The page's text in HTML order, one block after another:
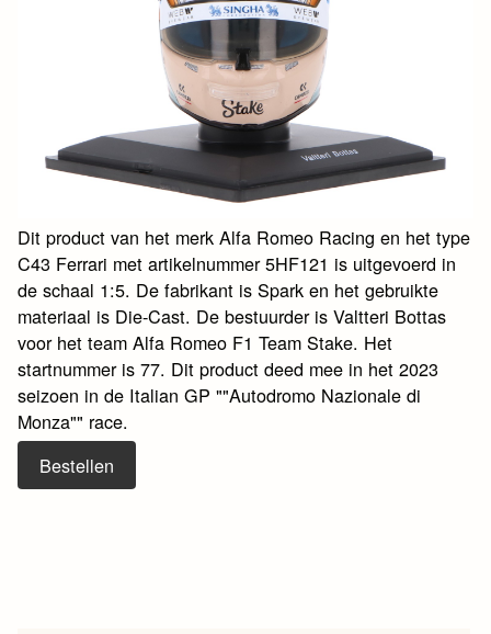
Dit product van het merk Alfa Romeo Racing en het type
C43 Ferrari met artikelnummer 5HF121 is uitgevoerd in
de schaal 1:5. De fabrikant is Spark en het gebruikte
materiaal is Die-Cast. De bestuurder is Valtteri Bottas
voor het team Alfa Romeo F1 Team Stake. Het
startnummer is 77. Dit product deed mee in het 2023
seizoen in de Italian GP ""Autodromo Nazionale di
Monza"" race.
Bestellen